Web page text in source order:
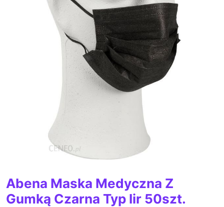
Abena Maska Medyczna Z
Gumką Czarna Typ Iir 50szt.